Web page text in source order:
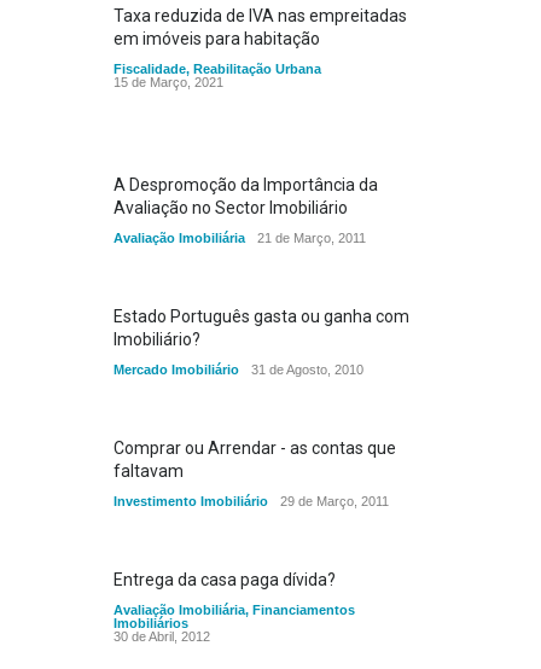
Taxa reduzida de IVA nas empreitadas
em imóveis para habitação
Fiscalidade, Reabilitação Urbana
15 de Março, 2021
A Despromoção da Importância da
Avaliação no Sector Imobiliário
Avaliação Imobiliária 21 de Março, 2011
Estado Português gasta ou ganha com
Imobiliário?
Mercado Imobiliário 31 de Agosto, 2010
Comprar ou Arrendar - as contas que
faltavam
Investimento Imobiliário 29 de Março, 2011
Entrega da casa paga dívida?
Avaliação Imobiliária, Financiamentos
Imobiliários
30 de Abril, 2012